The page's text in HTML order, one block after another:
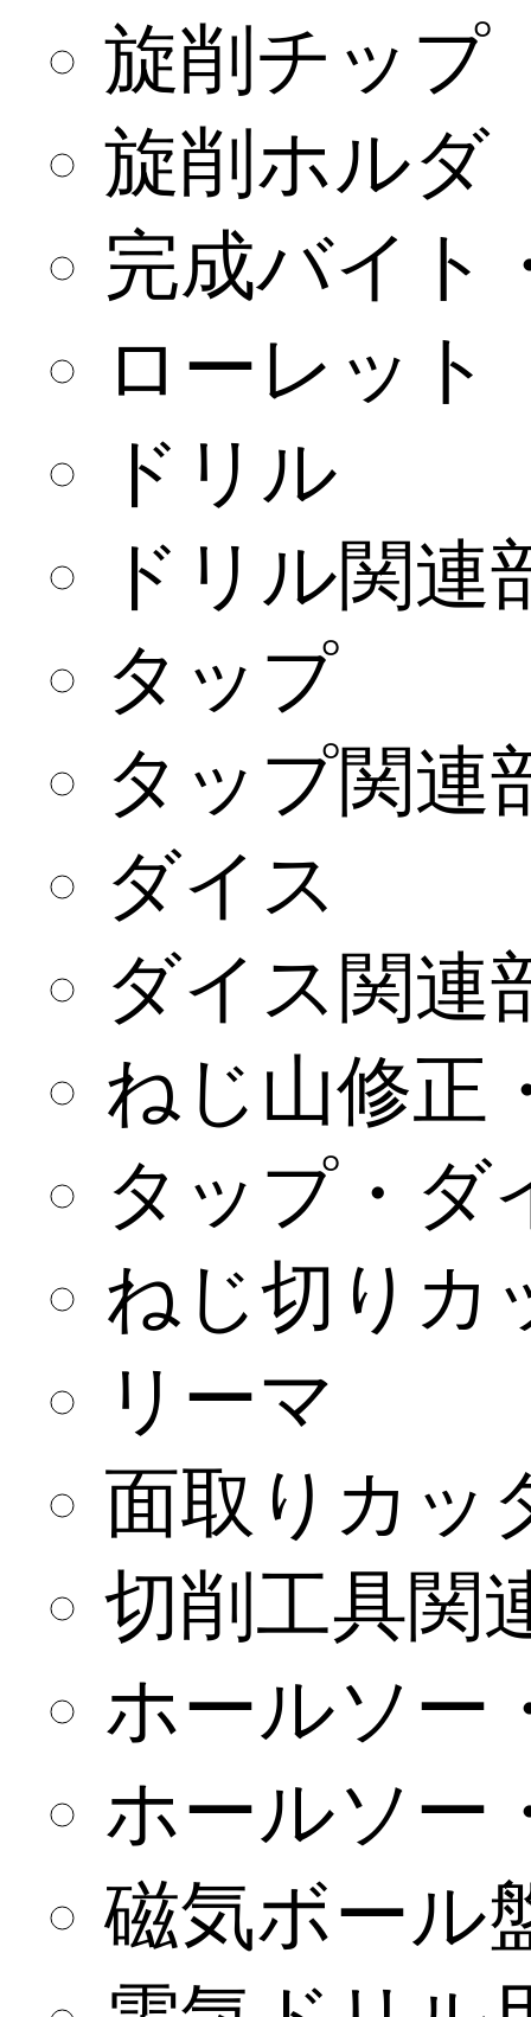
旋削チップ
旋削ホルダ
完成バイト
ローレット
ドリル
ドリル関連
タップ
タップ関連
ダイス
ダイス関連
ねじ山修正
タップ・ダ
ねじ切りカ
リーマ
面取りカッ
切削工具関
ホールソー
ホールソー
磁気ボール